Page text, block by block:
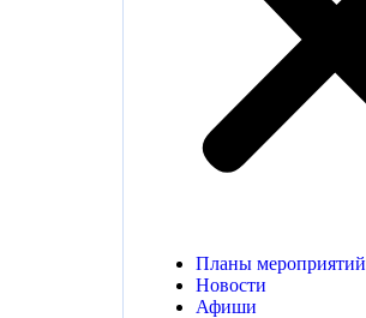
Планы мероприятий
Новости
Афиши